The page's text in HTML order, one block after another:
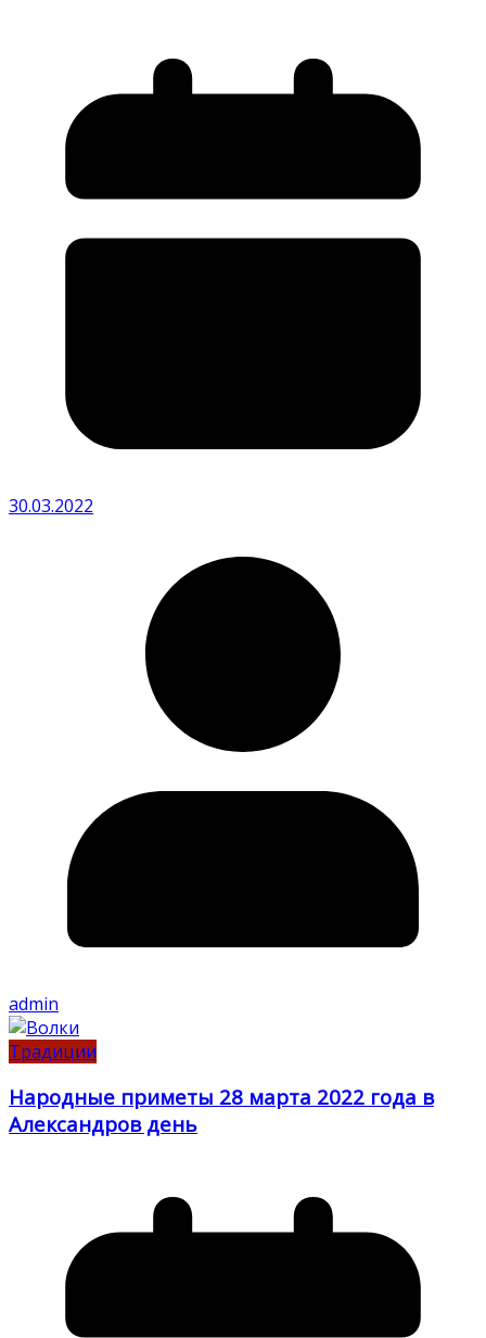
30.03.2022
admin
Традиции
Народные приметы 28 марта 2022 года в
Александров день